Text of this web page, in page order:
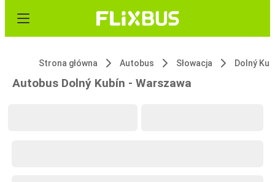
Strona główna Autobus Słowacja Dolný
Autobus Dolný Kubín - Warszawa